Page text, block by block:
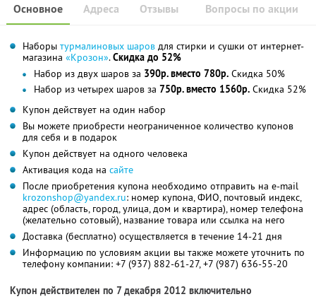
Основное Отзывы Вопросы по акции
Адреса
Наборы турмалиновых шаров для стирки и сушки от интернет-
магазина «Крозон».Скидка до 52%
Набор из двух шаров за 390р. вместо 780р. Скидка 50%
Набор из четырех шаров за 750р. вместо 1560р. Скидка 52%
Купон действует на один набор
Вы можете приобрести неограниченное количество купонов
для себя и в подарок
Купон действует на одного человека
Активация кода на сайте
После приобретения купона необходимо отправить на e-mail
krozonshop@yandex.ru: номер купона, ФИО, почтовый индекс,
адрес (область, город, улица, дом и квартира), номер телефона
(желательно сотовый), название товара или ссылка на него
Доставка (бесплатно) осуществляется в течение 14-21 дня
Информацию по условиям акции вы также можете уточнить по
телефону компании: +7 (937) 882-61-27, +7 (987) 636-55-20
Купон действителен по 7 декабря 2012 включительно